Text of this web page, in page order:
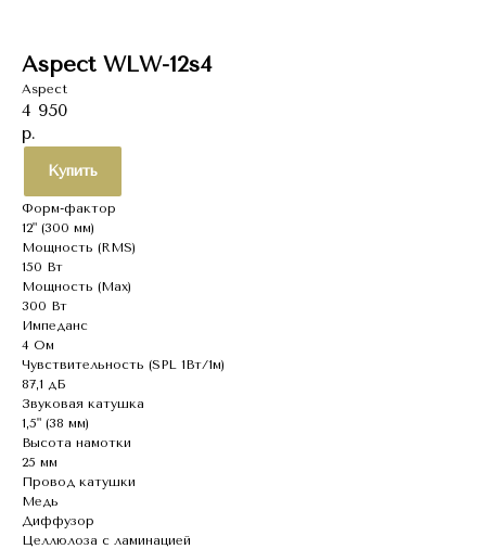
Aspect WLW-12s4
Aspect
4 950
р.
Купить
Форм-фактор
12" (300 мм)
Мощность (RMS)
150 Вт
Мощность (Max)
300 Вт
Импеданс
4 Ом
Чувствительность (SPL 1Вт/1м)
87,1 дБ
Звуковая катушка
1,5" (38 мм)
Высота намотки
25 мм
Провод катушки
Медь
Диффузор
Целлюлоза с ламинацией